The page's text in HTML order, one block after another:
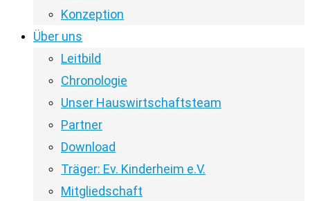
Konzeption
Über uns
Leitbild
Chronologie
Unser Hauswirtschaftsteam
Partner
Download
Träger: Ev. Kinderheim e.V.
Mitgliedschaft